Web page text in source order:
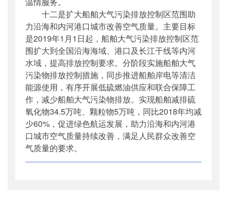
十二是扩大船舶大气污染排放控制区范围助
力沿海和内河港口城市改善空气质量。主要目标
是2019年1月1日起，船舶大气污染排放控制区范
围扩大到全国沿海海域、港口及长江干线等内河
水域，提高排放控制要求。分阶段实施船舶大气
污染物排放控制措施，同步推进船舶岸电等清洁
能源使用，有序开展低硫燃油供应和联合保障工
作，减少船舶大气污染物排放。实现船舶减排硫
氧化物34.5万吨、颗粒物5万吨，同比2018年均减
少60%，促进绿色航运发展，助力沿海和内河港
口城市空气质量持续改善，满足人民群众改善空
气质量的要求。